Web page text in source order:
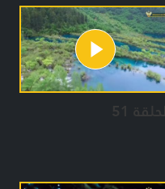
الحلقة 51